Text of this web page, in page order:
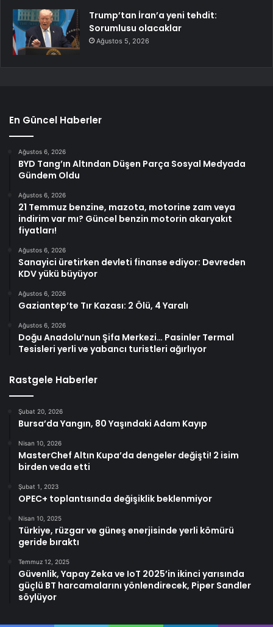
Trump’tan İran’a yeni tehdit:
Sorumlusu olacaklar
Ağustos 5, 2026
En Güncel Haberler
Ağustos 6, 2026
BYD Tang’ın Altından Düşen Parça Sosyal Medyada
Gündem Oldu
Ağustos 6, 2026
21 Temmuz benzine, mazota, motorine zam veya
indirim var mı? Güncel benzin motorin akaryakıt
fiyatları!
Ağustos 6, 2026
Sanayici üretirken devleti finanse ediyor: Devreden
KDV yükü büyüyor
Ağustos 6, 2026
Gaziantep’te Tır Kazası: 2 Ölü, 4 Yaralı
Ağustos 6, 2026
Doğu Anadolu’nun Şifa Merkezi… Pasinler Termal
Tesisleri yerli ve yabancı turistleri ağırlıyor
Rastgele Haberler
Şubat 20, 2026
Bursa’da Yangın, 80 Yaşındaki Adam Kayıp
Nisan 10, 2026
MasterChef Altın Kupa’da dengeler değişti! 2 isim
birden veda etti
Şubat 1, 2023
OPEC+ toplantısında değişiklik beklenmiyor
Nisan 10, 2025
Türkiye, rüzgar ve güneş enerjisinde yerli kömürü
geride bıraktı
Temmuz 12, 2025
Güvenlik, Yapay Zeka ve IoT 2025’in ikinci yarısında
güçlü BT harcamalarını yönlendirecek, Piper Sandler
söylüyor